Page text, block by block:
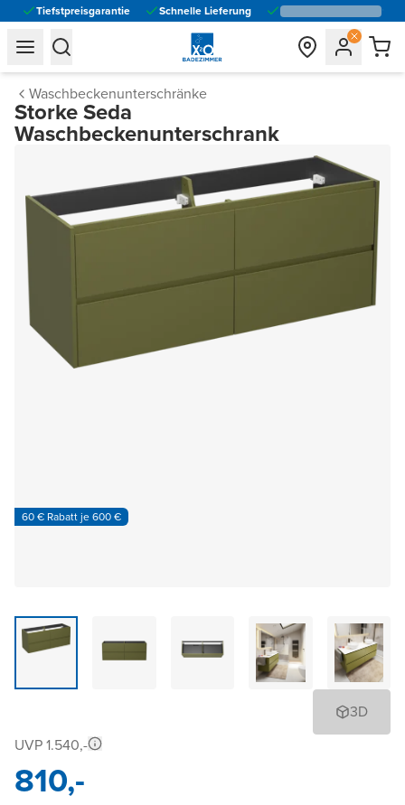
Tiefstpreisgarantie Schnelle Lieferung
general.navigation.toggle_menu.label
general.navigation.toggle_menu.label
Waschbeckenunterschränke
Storke Seda
Waschbeckenunterschrank
60 € Rabatt je 600 €
3D
UVP 1.540,-
810,-